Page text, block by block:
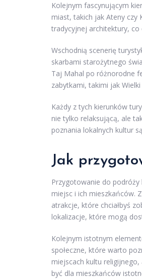
Kolejnym fascynującym
miast, takich jak Ateny
tradycyjnej architektury,
Wschodnią scenerię
skarbami starożytnego
Taj Mahal po różnorodne
zabytkami, takimi jak
Każdy z tych kierunków
nie tylko relaksującą, ale
poznania lokalnych kultur
Jak
Przygotowanie do
miejsc i ich mieszkańców.
atrakcje, które chciałbyś
lokalizacje, które mogą
Kolejnym istotnym
społeczne, które warto
miejscach kultu
być dla mieszkańców